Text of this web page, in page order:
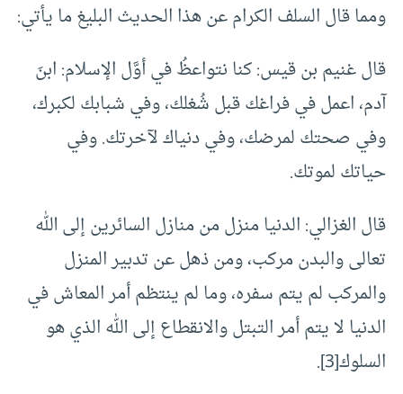
ومما قال السلف الكرام عن هذا الحديث البليغ ما يأتي:
قال غنيم بن قيس: كنا نتواعظُ في أوَّل الإسلام: ابنَ
آدم، اعمل في فراغك قبل شُغلك، وفي شبابك لكبرك،
وفي صحتك لمرضك، وفي دنياك لآخرتك. وفي
حياتك لموتك.
قال الغزالي: الدنيا منزل من منازل السائرين إلى الله
تعالى والبدن مركب، ومن ذهل عن تدبير المنزل
والمركب لم يتم سفره، وما لم ينتظم أمر المعاش في
الدنيا لا يتم أمر التبتل والانقطاع إلى الله الذي هو
السلوك[3].